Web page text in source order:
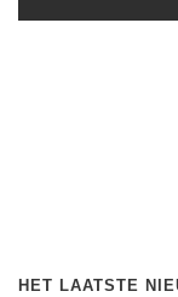
HET LAATSTE